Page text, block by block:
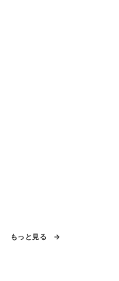
もっと見る